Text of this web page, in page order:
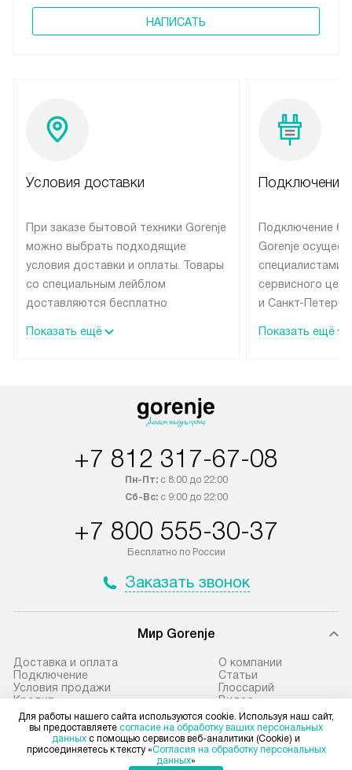
НАПИСАТЬ
Условия доставки
При заказе бытовой техники Gorenje
можно выбрать подходящие
условия доставки и оплаты. Товары
со специальным лейблом
доставляются бесплатно
до подъезда, выезд за МКАД
в течение трех дней. Доставка
регионы осуществляется через
100% предоплаты наша компания
до представительства
транспортной компании в городе
условия доставки у менеджера при
В оговоренный день служба
прибор до подъезда. Если
требуется переместить прибор
до двери квартиры или до места
установки, пожалуйста,
предварительно согласуйте это
Показать ещё
Подключение
Подключение
Gorenje
специалистами
сервисного
и Санкт-
подключается
подключения к
определяется
снятие упаковки
отдельных
монтируется в
или на заранее
место с
Показать ещё
+7 812 317-67-08
Пн-Пт:с 8:00 до 22:00
Сб-Вс:с 9:00 до 22:00
+7 800 555-30-37
Бесплатно по России
Заказать звонок
Мир Gorenje
Доставка и оплата
Подключение
Условия продажи
Кредит
Сервисные центры Gorenje
Возврат и обмен
О компании
Cтатьи
Глоссарий
Видео
Контакты
Для работы нашего сайта используются cookie. Используя наш сайт,
вы предоставляете согласие на обработку ваших персональных
данных с помощью сервисов веб-аналитики (Cookie) и
присоединяетесь к тексту «Согласия на обработку персональных
данных»